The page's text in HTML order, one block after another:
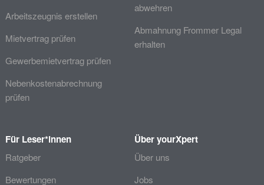
Arbeitszeugnis erstellen
Mietvertrag prüfen
Gewerbemietvertrag prüfen
Nebenkostenabrechnung
prüfen
abwehren
Abmahnung Frommer Legal
erhalten
Für Leser*innen
Ratgeber
Bewertungen
Über yourXpert
Über uns
Jobs